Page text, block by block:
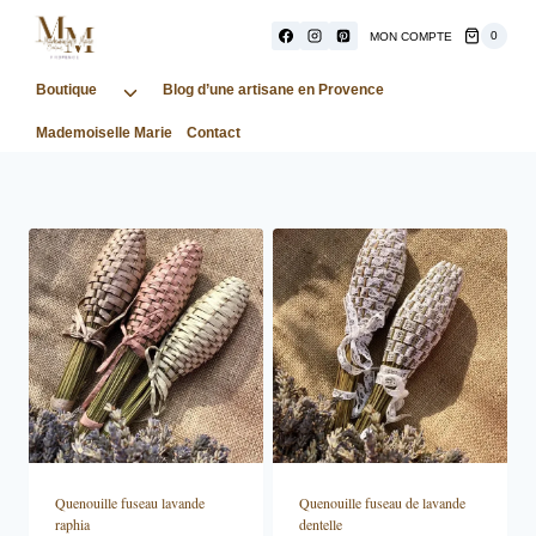
contenu
MON COMPTE 0
Boutique
Ouvrir/fermer
menu
Blog d’une artisane en Provence
Mademoiselle Marie Contact
Quenouille fuseau lavande
raphia
Quenouille fuseau de lavande
dentelle